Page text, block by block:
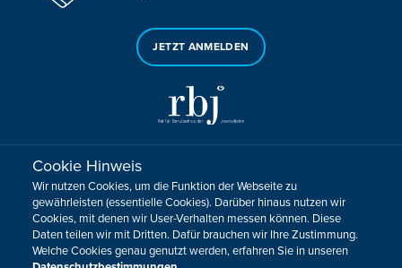
JETZT ANMELDEN
Sie haben noch Fragen oder Anmerkungen?
KONTAKTIEREN SIE UNS!
Impressum Datenschutz Kontakt
Barrierefreiheit
Cookie-Zustimmung anpassen
Cookie Hinweis
Wir nutzen Cookies, um die Funktion der Webseite zu
gewährleisten (essentielle Cookies). Darüber hinaus nutzen wir
Cookies, mit denen wir User-Verhalten messen können. Diese
Daten teilen wir mit Dritten. Dafür brauchen wir Ihre Zustimmung.
Welche Cookies genau genutzt werden, erfahren Sie in unseren